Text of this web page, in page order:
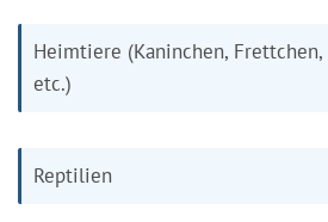
Heimtiere (Kaninchen, Frettchen,
etc.)
Reptilien